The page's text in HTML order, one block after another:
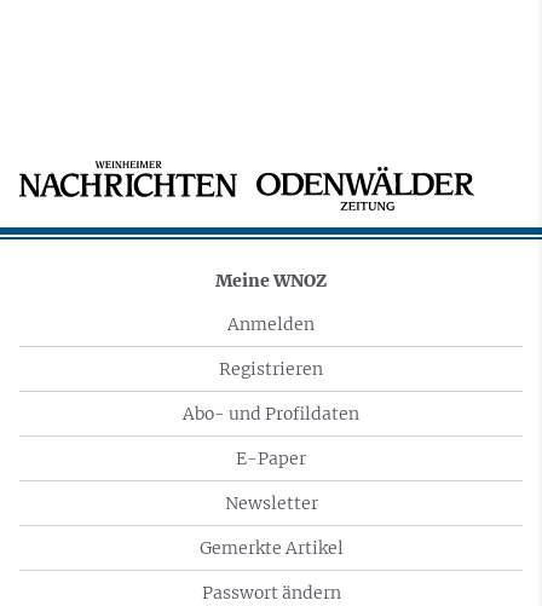
Meine WNOZ
Anmelden
Registrieren
Abo- und Profildaten
E-Paper
Newsletter
Gemerkte Artikel
Passwort ändern